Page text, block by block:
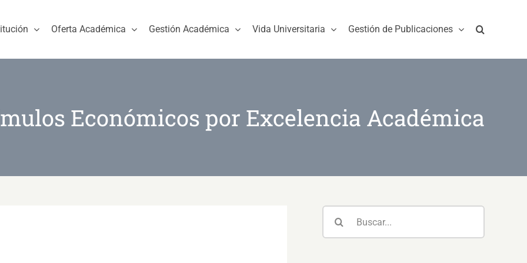
Oferta Académica Gestión Académica Vida Universitaria Gestión de Publicaciones
Económicos por Excelencia Académica